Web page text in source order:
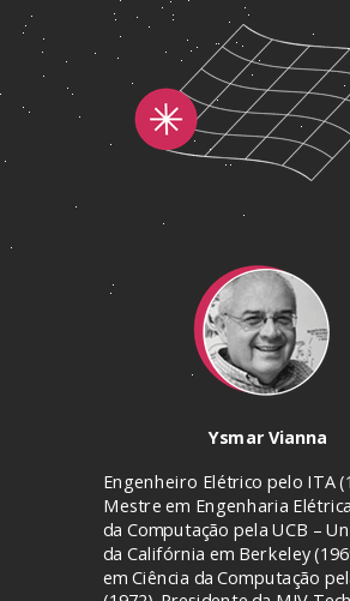
Ysmar Vianna
Engenheiro Elétrico pelo ITA
Mestre em Engenharia
da Computação pela UCB –
da Califórnia em Berkeley
em Ciência da Computação